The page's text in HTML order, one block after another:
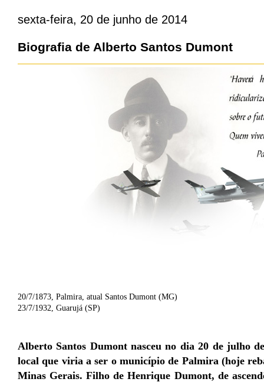
sexta-feira, 20 de junho de 2014
Biografia de Alberto Santos Dumont
20/7/1873, Palmira, atual Santos Dumont (MG)
23/7/1932, Guarujá (SP)
Alberto Santos Dumont nasceu no dia 20 de julho
local que viria a ser o município de Palmira (hoje
Minas Gerais. Filho de Henrique Dumont, de